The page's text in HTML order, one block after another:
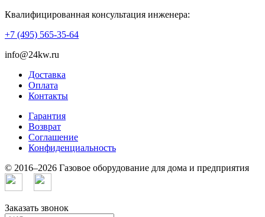
Квалифицированная консультация инженера:
+7 (495) 565-35-64
info@24kw.ru
Доставка
Оплата
Контакты
Гарантия
Возврат
Cоглашение
Конфиденциальность
© 2016–2026 Газовое оборудование для дома и предприятия
Заказать звонок